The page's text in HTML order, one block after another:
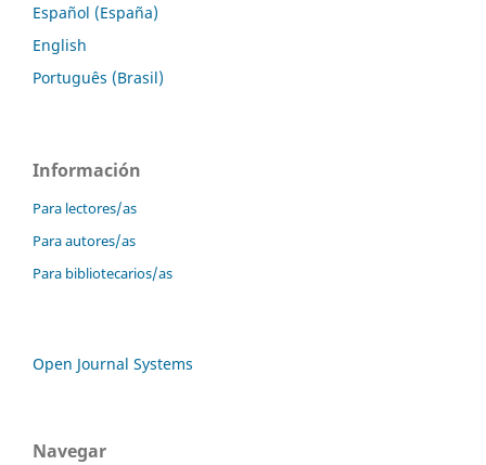
Español (España)
English
Português (Brasil)
Información
Para lectores/as
Para autores/as
Para bibliotecarios/as
Open Journal Systems
Navegar